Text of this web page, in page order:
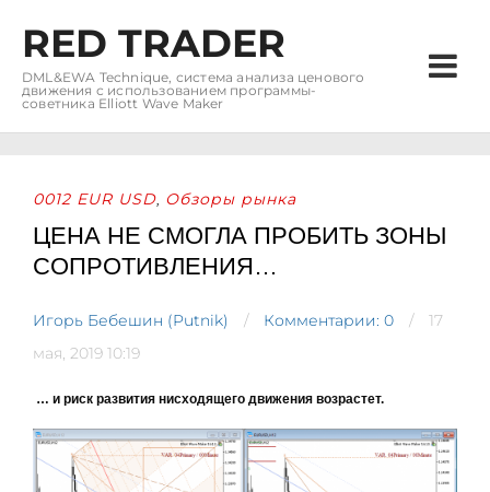
RED TRADER
DML&EWA Technique, система анализа ценового
движения с использованием программы-
советника Elliott Wave Maker
0012 EUR USD, Обзоры рынка
ЦЕНА НЕ СМОГЛА ПРОБИТЬ ЗОНЫ
СОПРОТИВЛЕНИЯ…
Игорь Бебешин (Putnik) Комментарии: 0
17
мая, 2019 10:19
… и риск развития нисходящего движения возрастет.